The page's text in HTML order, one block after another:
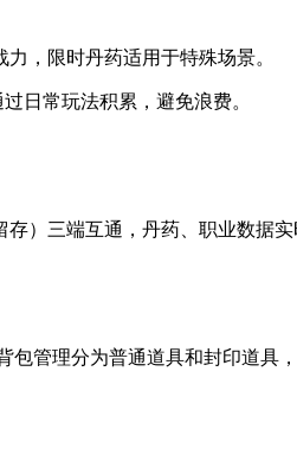
，限时丹药适用于特殊场景。
日常玩法积累，避免浪费。
）三端互通，丹药、职业数据实
管理分为普通道具和封印道具